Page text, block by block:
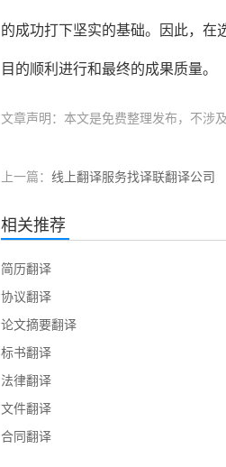
的成功打下坚实的基础。因此，在
目的顺利进行和最终的成果质量。
文章声明：本文是免费整理发布，不涉
上一篇： 线上翻译服务找译联翻译公司
相关推荐
简历翻译
协议翻译
论文摘要翻译
标书翻译
法律翻译
文件翻译
合同翻译